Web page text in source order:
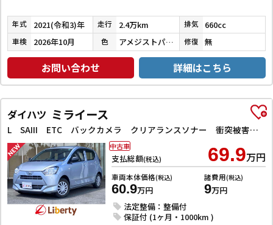
年式 2021(令和3)年 走行 2.4万km 排気 660cc
車検 2026年10月 色 アメジストパープルパールメタリック 修復 無
お問い合わせ 詳細はこちら
ダイハツ ミライース
L SAIII ETC バックカメラ クリアランスソナー 衝突被害軽減システム オートマチックハイビーム キーレスエントリー アイドリングストップ CVT ESC エアコン パワーウィンドウ
支払総額(税込) 69.9万円
車両本体価格(税込)
60.9万円
諸費用(税込)
9万円
法定整備：整備付
保証付 (1ヶ月・1000km )
中古車